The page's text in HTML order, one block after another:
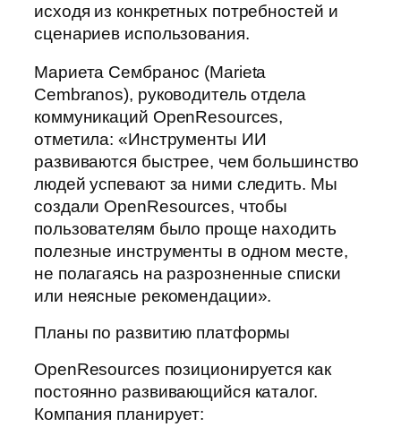
исходя из конкретных потребностей и
сценариев использования.
Мариета Сембранос (Marieta
Cembranos), руководитель отдела
коммуникаций OpenResources,
отметила: «Инструменты ИИ
развиваются быстрее, чем большинство
людей успевают за ними следить. Мы
создали OpenResources, чтобы
пользователям было проще находить
полезные инструменты в одном месте,
не полагаясь на разрозненные списки
или неясные рекомендации».
Планы по развитию платформы
OpenResources позиционируется как
постоянно развивающийся каталог.
Компания планирует: